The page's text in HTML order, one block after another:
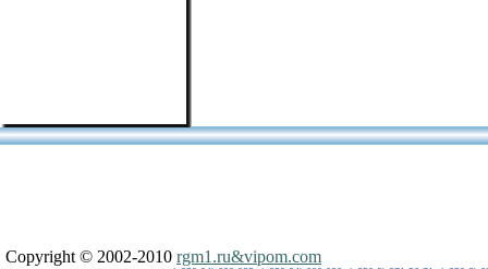
Copyright © 2002-2010 rgm1.ru&vipom.com